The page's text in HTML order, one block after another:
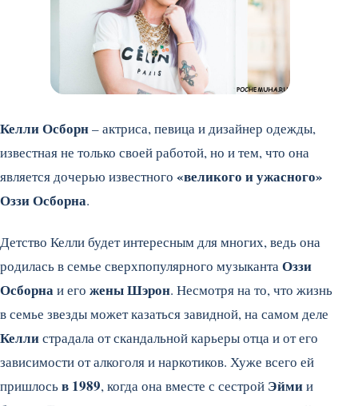
Келли Осборн– актриса, певица и дизайнер одежды,
известная не только своей работой, но и тем, что она
является дочерью известного «великого и ужасного»
Оззи Осборна.
Детство Келли будет интересным для многих, ведь она
родилась в семье сверхпопулярного музыкантаОззи
Осборнаи его жены Шэрон. Несмотря на то, что жизнь
в семье звезды может казаться завидной, на самом деле
Келлистрадала от скандальной карьеры отца и от его
зависимости от алкоголя и наркотиков. Хуже всего ей
пришлосьв 1989, когда она вместе с сестрой Эймии